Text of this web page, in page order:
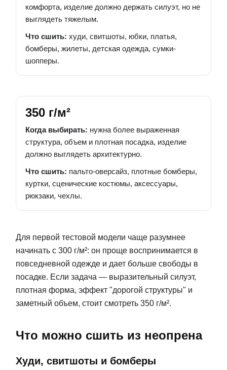
комфорта, изделие должно держать силуэт, но не
выглядеть тяжелым.
Что сшить: худи, свитшоты, юбки, платья,
бомберы, жилеты, детская одежда, сумки-
шопперы.
350 г/м²
Когда выбирать: нужна более выраженная
структура, объем и плотная посадка, изделие
должно выглядеть архитектурно.
Что сшить: пальто-оверсайз, плотные бомберы,
куртки, сценические костюмы, аксессуары,
рюкзаки, чехлы.
Для первой тестовой модели чаще разумнее
начинать с 300 г/м²: он проще воспринимается в
повседневной одежде и дает больше свободы в
посадке. Если задача — выразительный силуэт,
плотная форма, эффект "дорогой структуры" и
заметный объем, стоит смотреть 350 г/м².
Что можно сшить из неопрена
Худи, свитшоты и бомберы